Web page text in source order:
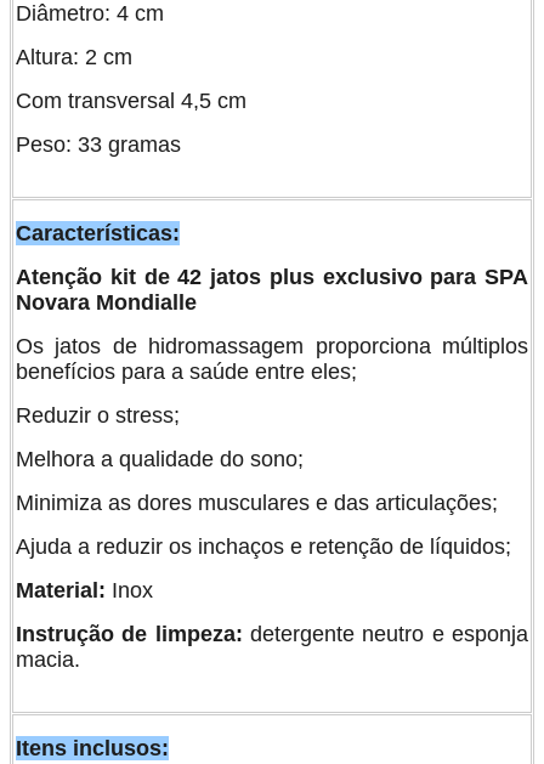
Diâmetro: 4 cm
Altura: 2 cm
Com transversal 4,5 cm
Peso: 33 gramas
Características:
Atenção kit de 42 jatos plus exclusivo para SPA
Novara Mondialle
Os jatos de hidromassagem proporciona múltiplos
benefícios para a saúde entre eles;
Reduzir o stress;
Melhora a qualidade do sono;
Minimiza as dores musculares e das articulações;
Ajuda a reduzir os inchaços e retenção de líquidos;
Material: Inox
Instrução de limpeza: detergente neutro e esponja
macia.
Itens inclusos: